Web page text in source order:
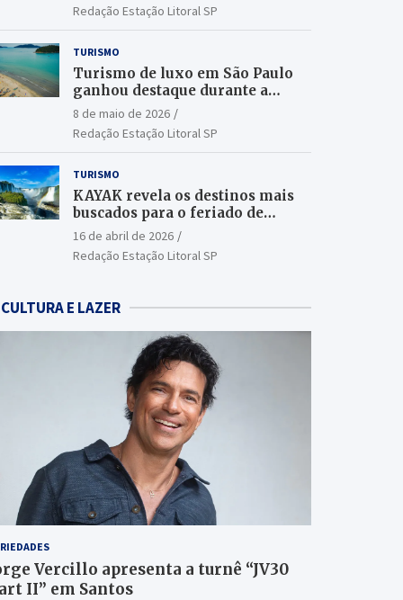
Redação Estação Litoral SP
TURISMO
Turismo de luxo em São Paulo
ganhou destaque durante a
ILTM Latin America 2026
8 de maio de 2026
Redação Estação Litoral SP
TURISMO
KAYAK revela os destinos mais
buscados para o feriado de
Tiradentes
16 de abril de 2026
Redação Estação Litoral SP
CULTURA E LAZER
Vercillo apresenta a turnê “JV30
II” em Santos